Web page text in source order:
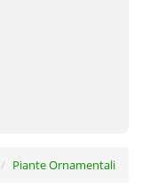
Piante Ornamentali